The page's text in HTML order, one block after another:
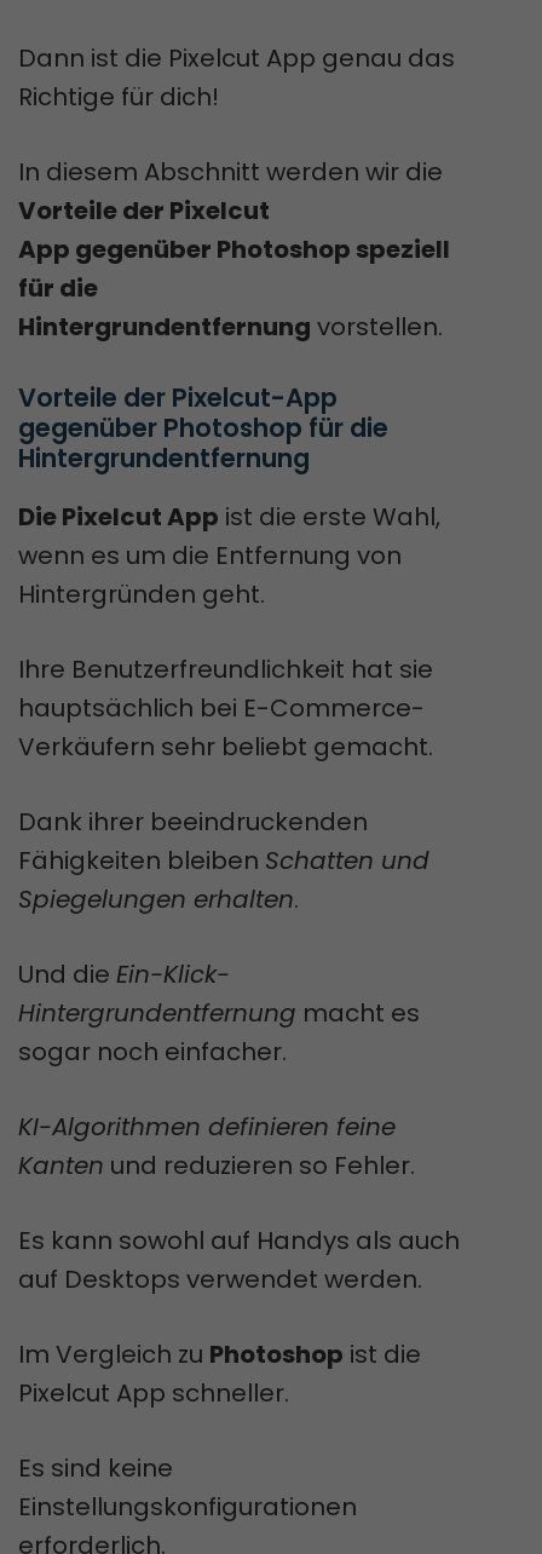
Dann ist die Pixelcut App genau das
Richtige für dich!
In diesem Abschnitt werden wir die
Vorteile der Pixelcut
App gegenüber Photoshop speziell
für die
Hintergrundentfernung vorstellen.
Vorteile der Pixelcut-App
gegenüber Photoshop für die
Hintergrundentfernung
Die Pixelcut App ist die erste Wahl,
wenn es um die Entfernung von
Hintergründen geht.
Ihre Benutzerfreundlichkeit hat sie
hauptsächlich bei E-Commerce-
Verkäufern sehr beliebt gemacht.
Dank ihrer beeindruckenden
Fähigkeiten bleiben Schatten und
Spiegelungen erhalten.
Und die Ein-Klick-
Hintergrundentfernung macht es
sogar noch einfacher.
KI-Algorithmen definieren feine
Kanten und reduzieren so Fehler.
Es kann sowohl auf Handys als auch
auf Desktops verwendet werden.
Im Vergleich zu Photoshop ist die
Pixelcut App schneller.
Es sind keine
Einstellungskonfigurationen
erforderlich.